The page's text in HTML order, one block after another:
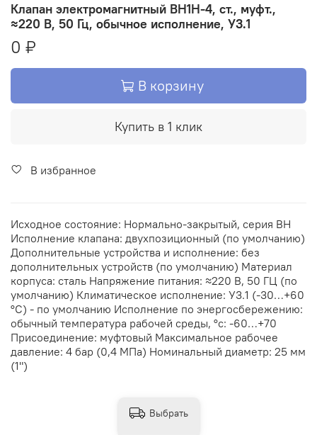
Клапан электромагнитный ВН1Н-4, ст., муфт.,
≈220 В, 50 Гц, обычное исполнение, У3.1
0 ₽
В корзину
Купить в 1 клик
В избранное
Исходное состояние: Нормально-закрытый, серия ВН
Исполнение клапана: двухпозиционный (по умолчанию)
Дополнительные устройства и исполнение: без
дополнительных устройств (по умолчанию) Материал
корпуса: сталь Напряжение питания: ≈220 В, 50 ГЦ (по
умолчанию) Климатическое исполнение: У3.1 (-30…+60
°С) - по умолчанию Исполнение по энергосбережению:
обычный температура рабочей среды, °с: -60…+70
Присоединение: муфтовый Максимальное рабочее
давление: 4 бар (0,4 МПа) Номинальный диаметр: 25 мм
(1")
Выбрать